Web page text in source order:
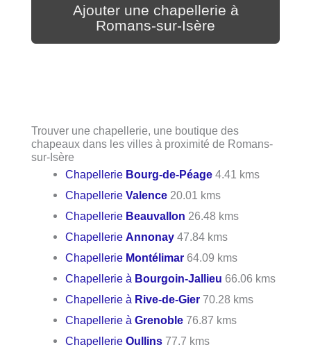
Ajouter une chapellerie à
Romans-sur-Isère
Trouver une chapellerie, une boutique des
chapeaux dans les villes à proximité de Romans-
sur-Isère
Chapellerie Bourg-de-Péage 4.41 kms
ChapellerieValence 20.01 kms
Chapellerie Beauvallon 26.48 kms
ChapellerieAnnonay 47.84 kms
Chapellerie Montélimar 64.09 kms
Chapellerie à Bourgoin-Jallieu 66.06 kms
Chapellerie à Rive-de-Gier 70.28 kms
Chapellerie àGrenoble 76.87 kms
ChapellerieOullins 77.7 kms